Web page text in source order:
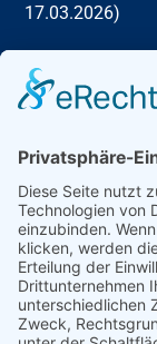
17.03.2026)
Du möchtest
beantrage über
deine